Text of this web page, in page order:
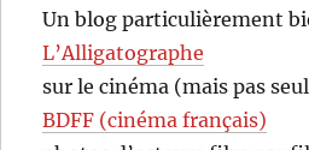
Un blog particulièrement
L’Alligatographe
sur le cinéma (mais pas
BDFF (cinéma français)